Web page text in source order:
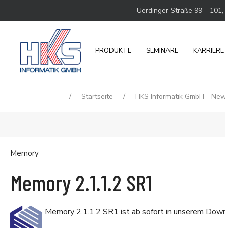
Uerdinger Straße 99 –
PRODUKTE SEMINARE KARRIERE
Startseite HKS Informatik GmbH -
Memory
Memory 2.1.1.2 SR1
Memory 2.1.1.2 SR1 ist ab sofort in unserem